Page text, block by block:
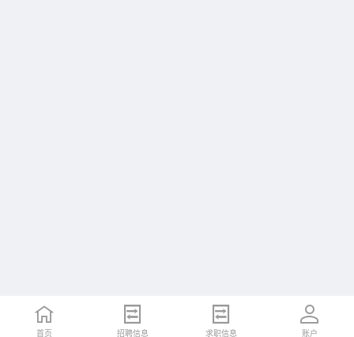
首页 招聘信息 求职信息 账户